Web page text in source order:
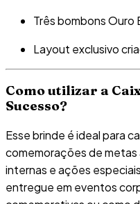
Três bombons Ouro
Layout exclusivo
Como utilizar a
Sucesso?
Esse brinde é ideal para
comemorações de
internas e ações
entregue em eventos